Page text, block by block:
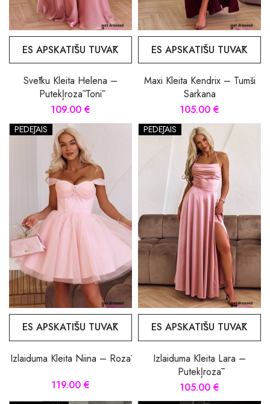
ES APSKATĪŠU TUVĀK
Svētku Kleita Helena –
Putekļrozā Tonī
109.00 €
ES APSKATĪŠU TUVĀK
Maxi Kleita Kendrix – Tumši
Sarkana
105.00 €
PĒDĒJAIS
ES APSKATĪŠU TUVĀK
Izlaiduma Kleita Niina – Rozā
119.00 €
PĒDĒJAIS
ES APSKATĪŠU TUVĀK
Izlaiduma Kleita Lara –
Putekļrozā
105.00 €